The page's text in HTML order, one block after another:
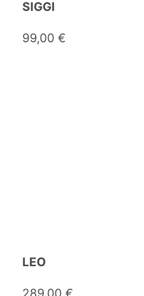
SIGGI
99,00 €
LEO